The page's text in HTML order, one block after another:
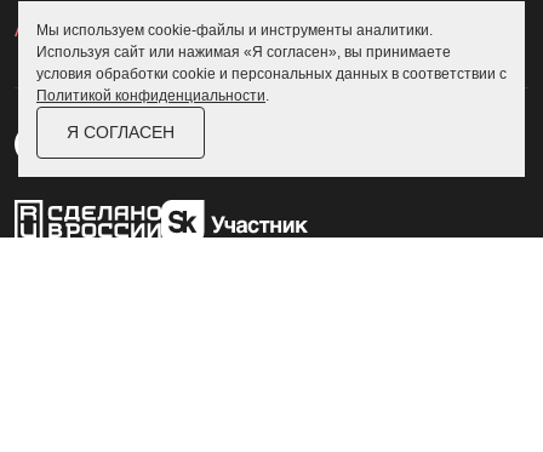
Акции
Мы используем cookie-файлы и инструменты аналитики.
Используя сайт или нажимая «Я согласен», вы принимаете
условия обработки cookie и персональных данных в соответствии с
Политикой конфиденциальности.
Я СОГЛАСЕН